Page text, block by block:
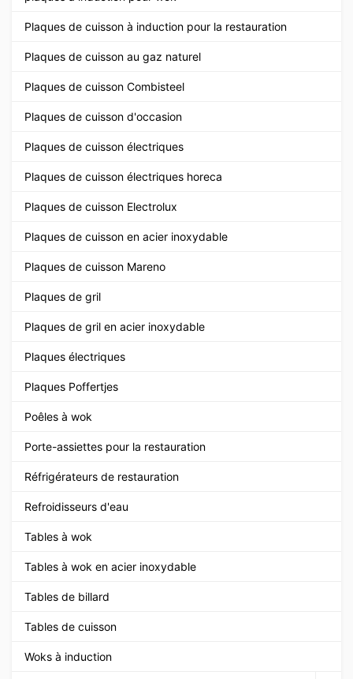
Plaques de cuisson à induction pour la restauration
Plaques de cuisson au gaz naturel
Plaques de cuisson Combisteel
Plaques de cuisson d'occasion
Plaques de cuisson électriques
Plaques de cuisson électriques horeca
Plaques de cuisson Electrolux
Plaques de cuisson en acier inoxydable
Plaques de cuisson Mareno
Plaques de gril
Plaques de gril en acier inoxydable
Plaques électriques
Plaques Poffertjes
Poêles à wok
Porte-assiettes pour la restauration
Réfrigérateurs de restauration
Refroidisseurs d'eau
Tables à wok
Tables à wok en acier inoxydable
Tables de billard
Tables de cuisson
Woks à induction